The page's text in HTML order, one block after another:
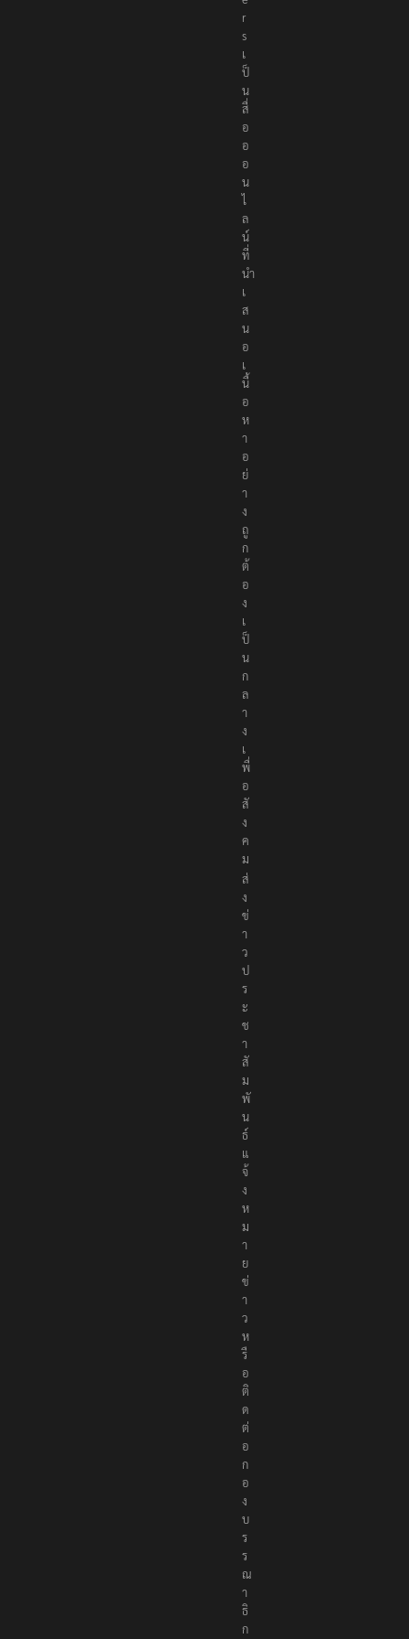
r
s
เ
ป็
น
สื่
อ
อ
อ
น
ไ
ล
น์
ที่
นำ
เ
ส
น
อ
เ
นื้
อ
ห
า
อ
ย่
า
ง
ถู
ก
ต้
อ
ง
เ
ป็
น
ก
ล
า
ง
เ
พื่
อ
สั
ง
ค
ม
ส่
ง
ข่
า
ว
ป
ร
ะ
ช
า
สั
ม
พั
น
ธ์
แ
จ้
ง
ห
ม
า
ย
ข่
า
ว
ห
รื
อ
ติ
ด
ต่
อ
ก
อ
ง
บ
ร
ร
ณ
า
ธิ
ก